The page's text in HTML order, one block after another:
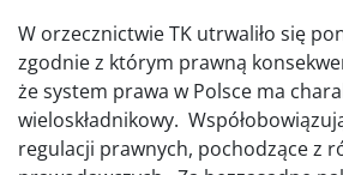
W orzecznictwie TK utrwaliło się
zgodnie z którym prawną
że system prawa w Polsce ma
wieloskładnikowy.
regulacji prawnych, pochodzące z